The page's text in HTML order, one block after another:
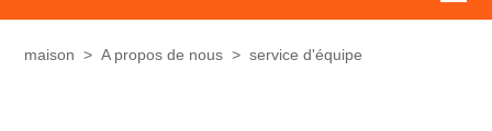
maison > A propos de nous > service d'équipe